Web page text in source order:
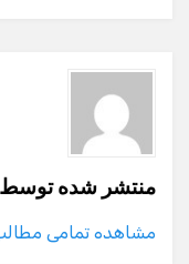
منتشر شده توسط
مشاهده تمامی